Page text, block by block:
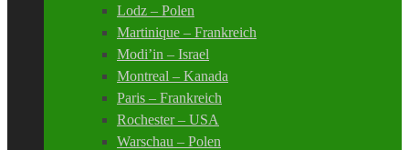
Lodz – Polen
Martinique – Frankreich
Modi’in – Israel
Montreal – Kanada
Paris – Frankreich
Rochester – USA
Warschau – Polen